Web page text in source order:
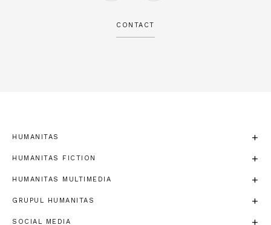
CONTACT
HUMANITAS
HUMANITAS FICTION
HUMANITAS MULTIMEDIA
GRUPUL HUMANITAS
SOCIAL MEDIA